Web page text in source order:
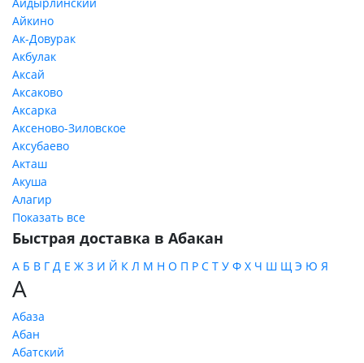
Айкино
Ак-Довурак
Акбулак
Аксай
Аксаково
Аксарка
Аксеново-Зиловское
Аксубаево
Акташ
Акуша
Алагир
Показать все
Быстрая доставка в Абакан
А Б В Г Д Е Ж З И Й К Л М Н О П Р С Т У Ф Х Ч Ш Щ Э Ю Я
А
Абаза
Абан
Абатский